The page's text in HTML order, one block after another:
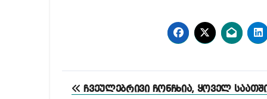
პოსტის
ჩვეულებრივი ჩონჩხია, ყოველ